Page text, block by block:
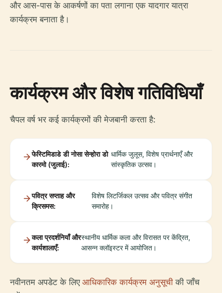
और आस-पास के आकर्षणों का पता लगाना एक यादगार यात्रा
कार्यक्रम बनाता है।
कार्यक्रम और विशेष गतिविधियाँ
चैपल वर्ष भर कई कार्यक्रमों की मेजबानी करता है:
फेस्टिमिडाडे डी नोसा सेन्होरा डो
कारमो (जुलाई):
धार्मिक जुलूस, विशेष प्रार्थनाएँ और
सांस्कृतिक उत्सव।
पवित्र सप्ताह और
क्रिसमस:
विशेष लिटर्जिकल उत्सव और पवित्र संगीत
समारोह।
कला प्रदर्शनियाँ और
कार्यशालाएँ:
स्थानीय धार्मिक कला और विरासत पर केंद्रित,
आसन्न क्लॉइस्टर में आयोजित।
नवीनतम अपडेट के लिए आधिकारिक कार्यक्रम अनुसूची की जाँच